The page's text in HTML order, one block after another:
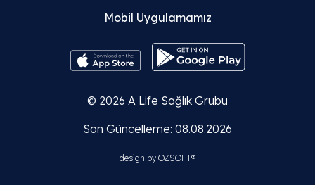
Op. Dr. Khayala Aliyeva
Detaylı Bilgi
Op. Dr. Lala Isgandarova
Mobil Uygulamamız
© 2026 A Life Sağlık Grubu
Son Güncelleme: 08.08.2026
design by OZSOFT®